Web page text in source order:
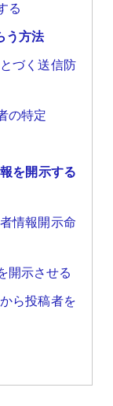
る
う方法
づく送信防
の特定
を開示する
情報開示命
開示させる
ら投稿者を